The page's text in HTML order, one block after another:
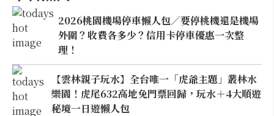
2026桃園機場停車懶人包／要停桃機還是機場
外圍？收費各多少？信用卡停車優惠一次整
理！
【雲林親子玩水】全台唯一「虎爺主題」叢林水
樂園！虎尾632高地免門票回歸，玩水＋4大順遊
秘境一日遊懶人包